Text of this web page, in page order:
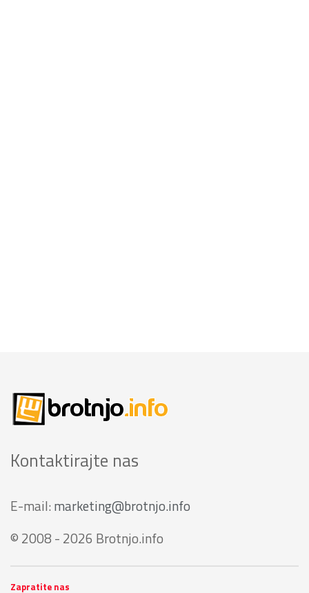
Kontaktirajte nas
E-mail: marketing@brotnjo.info
© 2008 - 2026 Brotnjo.info
Zapratite nas